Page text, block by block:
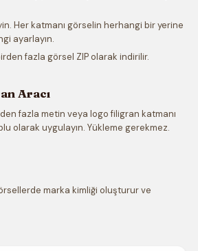
Her katmanı görselin herhangi bir yerine
ayarlayın.
fazla görsel ZIP olarak indirilir.
Aracı
fazla metin veya logo filigran katmanı
olarak uygulayın. Yükleme gerekmez.
marka kimliği oluşturur ve